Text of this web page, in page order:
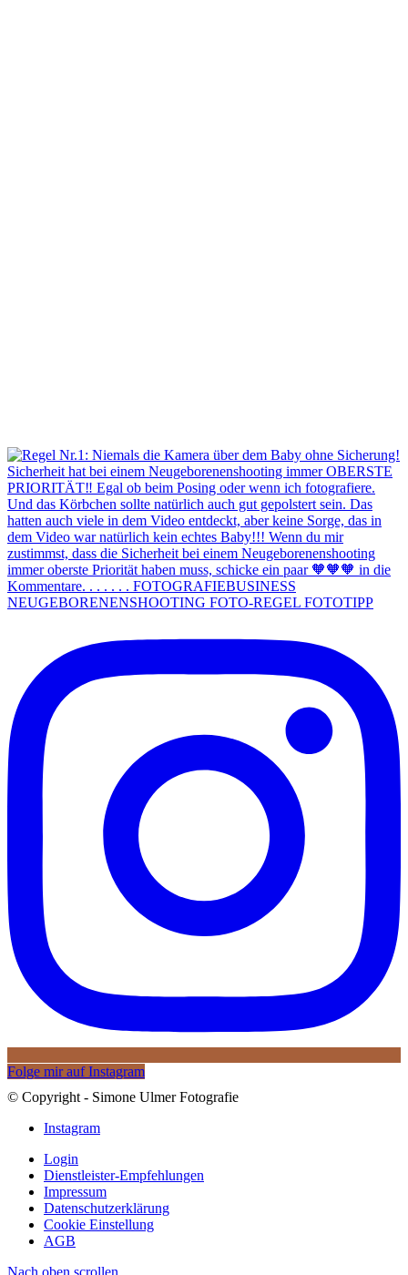
Folge mir auf Instagram
© Copyright - Simone Ulmer Fotografie
Instagram
Login
Dienstleister-Empfehlungen
Impressum
Datenschutzerklärung
Cookie Einstellung
AGB